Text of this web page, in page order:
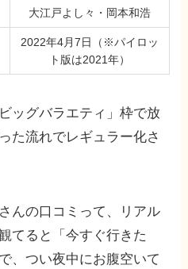
大江戸よし々・岡本和浩
2022年4月7日（※パイロッ
ト版は2021年）
ッグバラエティ」枠で放
た流れでレギュラー化さ
んの口コミって、リアル
てると「今すぐ行きた
、つい夜中にお腹空いて